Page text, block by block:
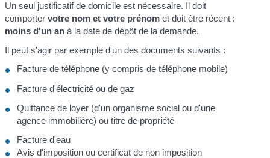
Un seul justificatif de domicile est nécessaire. Il doit
comportervotre nom et votre prénom et doit être récent :
moins d'un an à la date de dépôt de la demande.
Il peut s'agir par exemple d'un des documents suivants :
Facture de téléphone (y compris de téléphone mobile)
Facture d'électricité ou de gaz
Quittance de loyer (d'un organisme social ou d'une
agence immobilière) ou titre de propriété
Facture d'eau
Avis d'imposition ou certificat de non imposition